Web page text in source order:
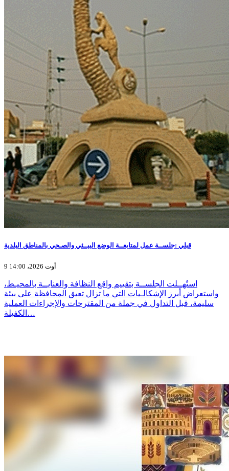
قبلي :جلســة عمل لمتابعــة الوضع البيــئي والصـحي بالمناطق البلدية
9 أوت 2026، 14:00
استُهــلت الجلســة بتقييم واقع النظافة والعنايــة بالمحيـط،
واستعراض أبرز الإشكالـيات التي ما تزال تعيق المحافظة على بيئة
سليمة، قبل التداول في جملة من المقترحات والإجراءات العملية
الكفيلة…